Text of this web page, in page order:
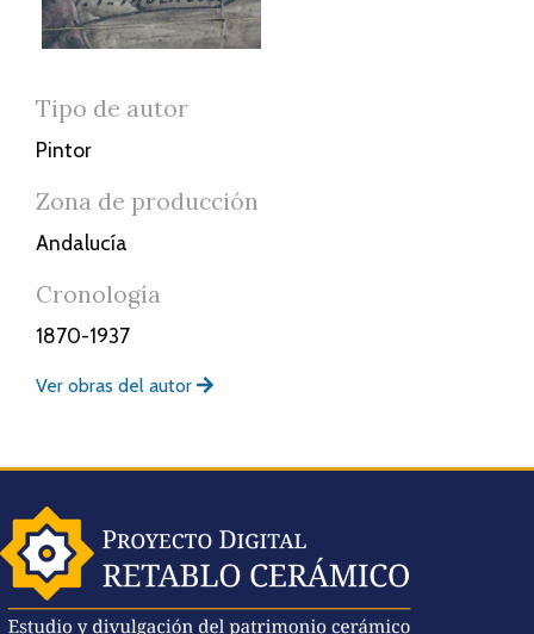
Tipo de autor
Pintor
Zona de producción
Andalucía
Cronología
1870-1937
Ver obras del autor